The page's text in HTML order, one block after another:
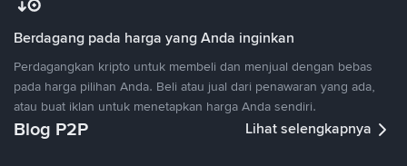
Berdagang pada harga yang Anda inginkan
Perdagangkan kripto untuk membeli dan menjual dengan bebas
pada harga pilihan Anda. Beli atau jual dari penawaran yang ada,
atau buat iklan untuk menetapkan harga Anda sendiri.
Blog P2P Lihat selengkapnya